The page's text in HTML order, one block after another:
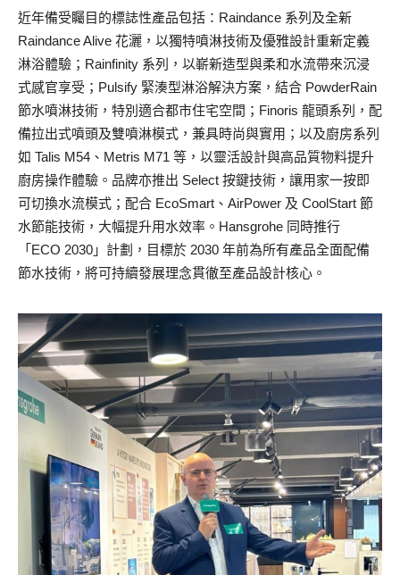
近年備受矚目的標誌性產品包括：Raindance 系列及全新
Raindance Alive 花灑，以獨特噴淋技術及優雅設計重新定義
淋浴體驗；Rainfinity 系列，以嶄新造型與柔和水流帶來沉浸
式感官享受；Pulsify 緊湊型淋浴解決方案，結合 PowderRain
節水噴淋技術，特別適合都市住宅空間；Finoris 龍頭系列，配
備拉出式噴頭及雙噴淋模式，兼具時尚與實用；以及廚房系列
如 Talis M54、Metris M71 等，以靈活設計與高品質物料提升
廚房操作體驗。品牌亦推出 Select 按鍵技術，讓用家一按即
可切換水流模式；配合 EcoSmart、AirPower 及 CoolStart 節
水節能技術，大幅提升用水效率。Hansgrohe 同時推行
「ECO 2030」計劃，目標於 2030 年前為所有產品全面配備
節水技術，將可持續發展理念貫徹至產品設計核心。